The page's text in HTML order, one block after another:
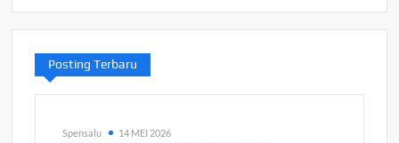
Posting Terbaru
Spensalu 14 MEI 2026